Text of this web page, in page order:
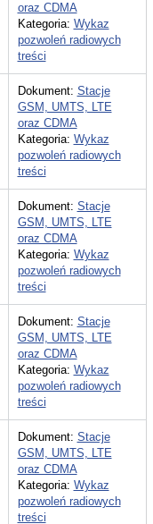
oraz CDMA
Kategoria: Wykaz
pozwoleń radiowych
treści
Dokument: Stacje
GSM, UMTS, LTE
oraz CDMA
Kategoria: Wykaz
pozwoleń radiowych
treści
Dokument: Stacje
GSM, UMTS, LTE
oraz CDMA
Kategoria: Wykaz
pozwoleń radiowych
treści
Dokument: Stacje
GSM, UMTS, LTE
oraz CDMA
Kategoria: Wykaz
pozwoleń radiowych
treści
Dokument: Stacje
GSM, UMTS, LTE
oraz CDMA
Kategoria: Wykaz
pozwoleń radiowych
treści